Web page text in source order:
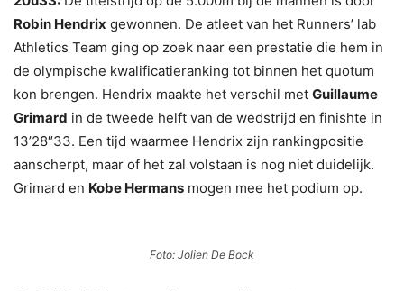
Robin Hendrix gewonnen. De atleet van het Runners’ lab
Athletics Team ging op zoek naar een prestatie die hem in
de olympische kwalificatieranking tot binnen het quotum
kon brengen. Hendrix maakte het verschil met Guillaume
Grimard in de tweede helft van de wedstrijd en finishte in
13’28″33. Een tijd waarmee Hendrix zijn rankingpositie
aanscherpt, maar of het zal volstaan is nog niet duidelijk.
Grimard en Kobe Hermans mogen mee het podium op.
Foto: Jolien De Bock